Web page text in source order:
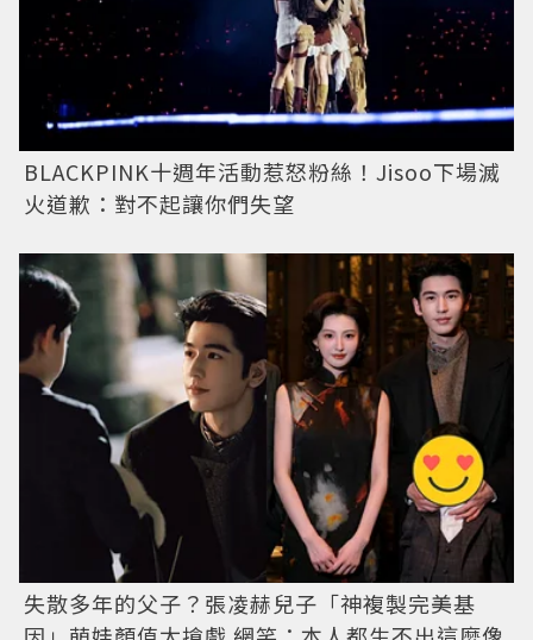
BLACKPINK十週年活動惹怒粉絲！Jisoo下場滅
火道歉：對不起讓你們失望
失散多年的父子？張凌赫兒子「神複製完美基